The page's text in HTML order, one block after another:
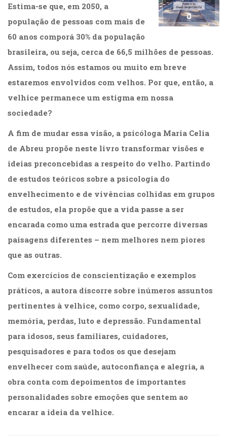
Estima-se que, em 2050, a
população de pessoas com mais de
60 anos comporá 30% da população
brasileira, ou seja, cerca de 66,5 milhões de pessoas.
Assim, todos nós estamos ou muito em breve
estaremos envolvidos com velhos. Por que, então, a
velhice permanece um estigma em nossa
sociedade?
A fim de mudar essa visão, a psicóloga Maria Celia
de Abreu propõe neste livro transformar visões e
ideias preconcebidas a respeito do velho. Partindo
de estudos teóricos sobre a psicologia do
envelhecimento e de vivências colhidas em grupos
de estudos, ela propõe que a vida passe a ser
encarada como uma estrada que percorre diversas
paisagens diferentes – nem melhores nem piores
que as outras.
Com exercícios de conscientização e exemplos
práticos, a autora discorre sobre inúmeros assuntos
pertinentes à velhice, como corpo, sexualidade,
memória, perdas, luto e depressão. Fundamental
para idosos, seus familiares, cuidadores,
pesquisadores e para todos os que desejam
envelhecer com saúde, autoconfiança e alegria, a
obra conta com depoimentos de importantes
personalidades sobre emoções que sentem ao
encarar a ideia da velhice.